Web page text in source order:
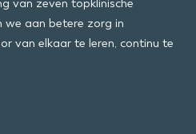
van zeven topklinische
we aan betere zorg in
van elkaar te leren, continu te